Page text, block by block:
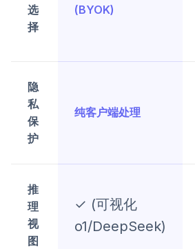
选
择
(BYOK)
隐
私
保
护
纯客户端处理
推
理
视
图
✓ (可视化
o1/DeepSeek)